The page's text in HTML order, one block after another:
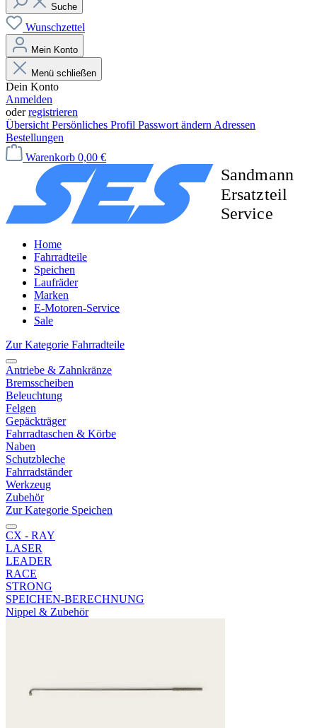
Suche
Wunschzettel
Mein Konto
Menü schließen
Dein Konto
Anmelden
oderregistrieren
Übersicht Persönliches Profil Passwort ändern Adressen
Bestellungen
Warenkorb 0,00 €
Home
Fahrradteile
Speichen
Laufräder
Marken
E-Motoren-Service
Sale
Zur Kategorie Fahrradteile
Antriebe & Zahnkränze
Bremsscheiben
Beleuchtung
Felgen
Gepäckträger
Fahrradtaschen & Körbe
Naben
Schutzbleche
Fahrradständer
Werkzeug
Zubehör
Zur Kategorie Speichen
CX - RAY
LASER
LEADER
RACE
STRONG
SPEICHEN-BERECHNUNG
Nippel & Zubehör